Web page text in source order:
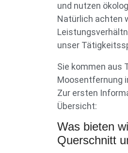
und nutzen
Natürlich achten
unser
Sie kommen aus
Moosentfernung
Zur ersten
Übersicht:
Was bieten
Querschnitt